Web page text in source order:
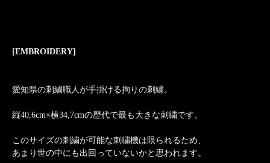
[EMBROIDERY]
愛知県の刺繍職人が手掛ける拘りの刺繍。
縦40,6cm×横34,7cmの歴代で最も大きな刺繍です。
このサイズの刺繍が可能な刺繍機は限られるため、
あまり世の中にも出回っていないかと思われます。